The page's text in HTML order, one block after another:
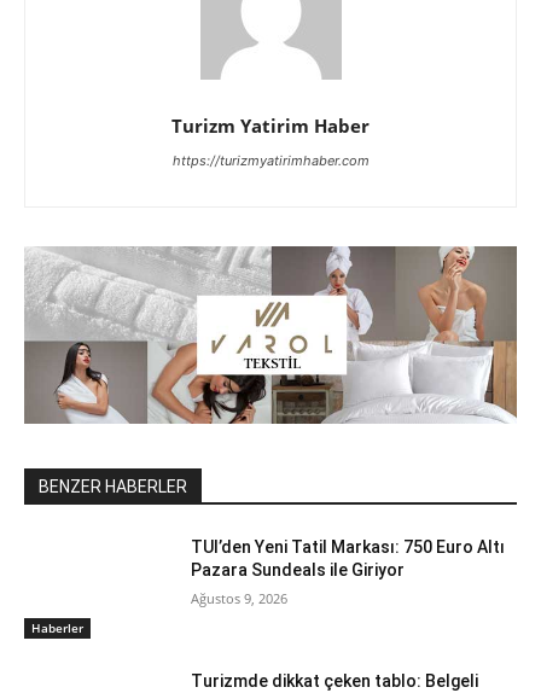
Turizm Yatirim Haber
https://turizmyatirimhaber.com
BENZER HABERLER
Haberler
TUI’den Yeni Tatil Markası: 750 Euro Altı
Pazara Sundeals ile Giriyor
Ağustos 9, 2026
Turizmde dikkat çeken tablo: Belgeli